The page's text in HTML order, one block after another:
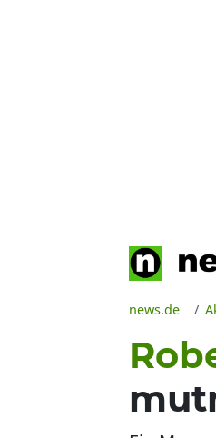
news.de